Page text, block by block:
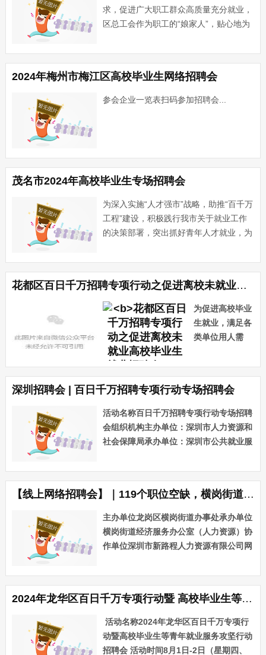
求，促进广大职工群众高质量充分就业，
区总工会作为职工的“娘家人”，贴心地为
有求职意愿的职工通过平台尽快实现就
业。众多岗位总有一个适合你!深圳市深
汕特别合作区景城环境科技有···...
2024年梅州市梅江区高校毕业生网络招聘会
参会企业一览表扫码参加招聘会...
茂名市2024年高校毕业生专场招聘会
为深入实施“人才强市”战略，助推“百千万
工程”建设，积极践行我市关于就业工作
的决策部署，突出抓好青年人才就业，为
捷高效的对接渠道，服务更多的青年求职
者，助力推动茂名高质量发展，特此开
展“展时代青春风采，扬···...
花都区百日千万招聘专项行动之促进离校未就业高校毕业生就业招聘会
部分参会企业
1、公元管道（广
东）有限公司
科技有限公司
3、广州和信实业有
限责任公司
4、广州市梦采生物
科技有限公司
5、高和（广州）投
资顾问有限公司
服务有限公司
7、广州华钜君悦酒
店有限公司
8、广州安彤实业有
科技有限公司
10、广州筑梦灯光
设备有限公司
11、广州市倩采化
妆品有限公司
为促进高校毕业
生就业，满足各
类单位用人需
用人单位与求职
者供需平台，花
都区定于8月21
日花都区百日千
万招聘专项行动
之促进离校未就
优质企业提供数
百个岗位，欢迎
聘！具体时间、
地点时间：
202···...
深圳招聘会 | 百日千万招聘专项行动专场招聘会
活动名称百日千万招聘专项行动专场招聘
会组织机构主办单位：深圳市人力资源和
社会保障局承办单位：深圳市公共就业服
场）活动时间8月28日（周三）上午9:00-
12:00活动地点福田区八卦二路劳动就业
大厦二楼招聘···...
【线上网络招聘会】｜119个职位空缺，横岗街道50+企业在线招
主办单位龙岗区横岗街道办事处承办单位
横岗街道经济服务办公室（人力资源）协
作单位深圳市新路程人力资源有限公司网
2024年“重点用工企业”专场招聘会暨百
日千万网络招聘专项活动（二）招聘会时
间2024年8月1日···...
2024年龙华区百日千万专项行动暨 高校毕业生等青年 就业服务攻坚行动招聘会
活动名称2024年龙华区百日千万专项行
动暨高校毕业生等青年就业服务攻坚行动
招聘会 活动时间8月1日-2日（星期四、